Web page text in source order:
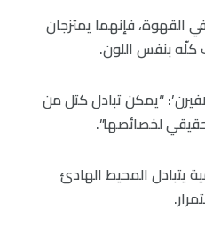
القهوة، فإنهما يمتزجان
بنفس اللون.
“يمكن تبادل كتل من
لخصائصها”.
يتبادل المحيط الهادئ